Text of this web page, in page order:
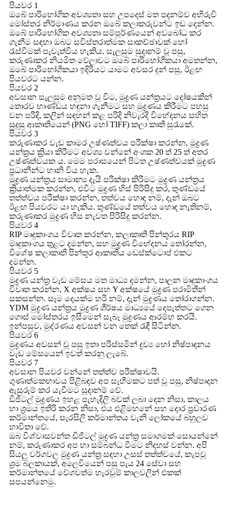
පියවර 1
ඔබේ පාරිභෝගික අවශ්‍යතා සහ උපදෙස් මත පදනම්ව අභිරුචි
මෝස්තර නිර්මාණය කරන ඔබේ කලාකරුවන්ට ඉඩ දෙන්න.
ඔබේ පාරිභෝගික අවශ්‍යතා සම්පූර්ණයෙන් අවබෝධ කර
ගැනීම සඳහා ඔබට සවිස්තරාත්මක සාකච්ඡාවක් හෝ
රැස්වීමක් පැවැත්විය හැකිය. සැලසුම සුදානම් වූ පසු,
කරුණාකර නියමිත වේලාවට ඔබේ පාරිභෝගිකයා අමතන්න,
ඔබේ පාරිභෝගිකයා ඉදිරියට යාමට අවසර දුන් පසු, ඊළඟ
පියවරට යන්න.
පියවර 2
අවසාන සැලසුම අනුමත වූ විට, මුද්‍රණ යන්ත්‍රයට දෝෂයකින්
තොරව භාණ්ඩය හඳුනා ගැනීමට සහ මුද්‍රණය කිරීමට පහසු
වන පරිදි, කලින් සඳහන් කළ පරිදි නිවැරදි විභේදනය සහිත
සුදුසු ආකෘතියෙන් (PNG හෝ TIFF) කලා කෘති සුරැකේ.
පියවර 3
කරුණාකර වැඩ කාමර උෂ්ණත්වය පරීක්ෂා කරන්න, මුද්‍රණ
යන්ත්‍රය ක්‍රියා කිරීමට අවශ්‍ය වන්නේ අංශක 20 ත් 25 ත් අතර
උෂ්ණත්වයක ය. මෙම පරාසයෙන් පිටත උෂ්ණත්වයක් මුද්‍රණ
ප්‍රධානීන්ට හානි විය හැක.
මුද්‍රණ යන්ත්‍රය සාමාන්‍ය දැයි පරීක්ෂා කිරීමට මුද්‍රණ යන්ත්‍රය
ක්‍රියාත්මක කරන්න, එවිට මුද්‍රණ හිස් පිරිසිදු කර, තුණ්ඩයේ
තත්ත්වය පරීක්ෂා කරන්න, තත්වය හොඳ නම්, දැන් ඔබට
ඊළඟ පියවරට යා හැකිය. තුණ්ඩයේ තත්වය හොඳ නැතිනම්,
කරුණාකර මුද්‍රණ හිස නැවත පිරිසිදු කරන්න.
පියවර 4
RIP මෘදුකාංගය විවෘත කරන්න, කලාකෘති පින්තූරය RIP
මෘදුකාංගය තුළට දමන්න, සහ මුද්‍රණ විභේදනය තෝරන්න,
විශේෂ කලාකෘති පින්තූර ආකෘතිය ඩෙස්ක්ටොප් එකට
දමන්න.
පියවර 5
මුද්‍රණ යන්ත්‍ර වැඩ මේසය මත මාධ්‍ය දමන්න, පාලන මෘදුකාංගය
විවෘත කරන්න, X අක්ෂය සහ Y අක්ෂයේ මුද්‍රණ පරාමිතීන්
සකසන්න. සෑම දෙයක්ම හරි නම්, දැන් මුද්‍රණය තෝරාගන්න.
YDM මුද්‍රණ යන්ත්‍රය මුද්‍රණ ශීර්ෂය මාධ්‍යයේ දෙපැත්තට ගෙන
ගොස් මෝස්තරය ඉසීමෙන් සැබෑ මුද්‍රණය ආරම්භ කරයි.
ඉන්පසුව, මුද්රණය අවසන් වන තෙක් රැඳී සිටින්න.
පියවර 6
මුද්‍රණය අවසන් වූ පසු ඉතා පරිස්සමින් ද්‍රව්‍ය හෝ නිෂ්පාදනය
වැඩ මේසයෙන් ඉවත් කරනු ලැබේ.
පියවර 7
අවසාන පියවර වන්නේ තත්ත්ව පරීක්ෂාවයි.
ගුණාත්මකභාවය පිළිබඳව අප සෑහීමකට පත් වූ පසු, නිෂ්පාදන
ඇසුරුම් කර යැවීමට සූදානම් වේ.
ඩිජිටල් මුද්‍රණය ඉහළ පැහැදිලි බවක් ලබා දෙන නිසා, කාලය
හා ශ්‍රමය ඉතිරි කරන නිසා, එය එළිමහනේ සහ දොර ප්‍රචාරණ
කර්මාන්තයේ, සැරසිලි කර්මාන්තය වැනි ලෝකයේ බහුලව
භාවිතා වේ.
ඔබ විශ්වාසවන්ත ඩිජිටල් මුද්‍රණ යන්ත්‍ර සමාගමක් සොයන්නේ
නම්, කරුණාකර අප හා සම්බන්ධ වීමට නිදහස් වන්න. අපි
සියලු වර්ගවල මුද්‍රණ යන්ත්‍ර සඳහා උසස් තත්ත්වයේ, කැපවූ
ශ්‍රම බලකායක්, අලෙවියෙන් පසු පැය 24 සේවා සහ
කර්මාන්තයේ වේගවත්ම හැරවුම් කාලවලින් එකක්
සපයන්නෙමු.